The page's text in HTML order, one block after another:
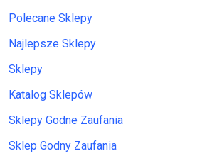
Polecane Sklepy
Najlepsze Sklepy
Sklepy
Katalog Sklepów
Sklepy Godne Zaufania
Sklep Godny Zaufania